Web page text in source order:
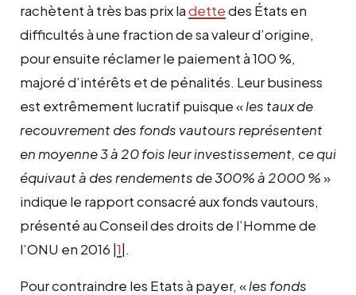
rachètent à très bas prix ladettedes États en
difficultés à une fraction de sa valeur d’origine,
pour ensuite réclamer le paiement à 100 %,
majoré d’intérêts et de pénalités. Leur business
est extrêmement lucratif puisque «les taux de
recouvrement des fonds vautours représentent
en moyenne 3 à 20 fois leur investissement, ce qui
équivaut à des rendements de 300% à 2000 %»
indique le rapport consacré aux fonds vautours,
présenté au Conseil des droits de l’Homme de
l’ONU en 2016 |1|.
Pour contraindre les Etats à payer, «les fonds